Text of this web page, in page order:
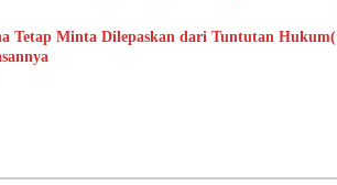
Tetap Minta Dilepaskan dari Tuntutan Hukum(